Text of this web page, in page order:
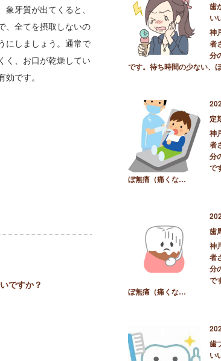
牙質が出てくると、
、全てを摂取しないの
にしましょう。通常で
く、お口が乾燥してい
です。
ですか？
歯
い
神
者
分
です。待ち時間の少ない、
定
神
者
分
で
ぼ無痛（痛くな…
歯
神
者
分
で
ぼ無痛（痛くな…
歯
い